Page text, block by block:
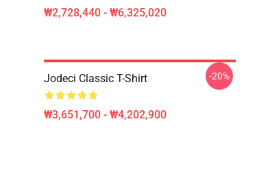
₩2,728,440 - ₩6,325,020
Jodeci Classic T-Shirt
₩3,651,700 - ₩4,202,900
-20%